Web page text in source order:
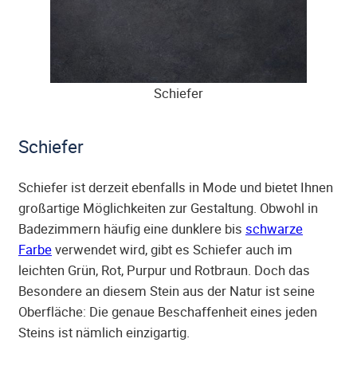
Schiefer
Schiefer
Schiefer ist derzeit ebenfalls in Mode und bietet Ihnen
großartige Möglichkeiten zur Gestaltung. Obwohl in
Badezimmern häufig eine dunklere bis schwarze
Farbeverwendet wird, gibt es Schiefer auch im
leichten Grün, Rot, Purpur und Rotbraun. Doch das
Besondere an diesem Stein aus der Natur ist seine
Oberfläche: Die genaue Beschaffenheit eines jeden
Steins ist nämlich einzigartig.